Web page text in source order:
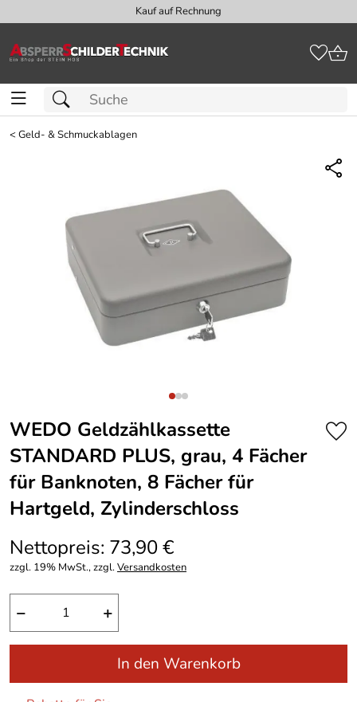
Kauf auf Rechnung
<Geld- & Schmuckablagen
WEDO Geldzählkassette
STANDARD PLUS, grau, 4 Fächer
für Banknoten, 8 Fächer für
Hartgeld, Zylinderschloss
Nettopreis: 73,90 €
zzgl. 19% MwSt., zzgl.Versandkosten
− +
In den Warenkorb